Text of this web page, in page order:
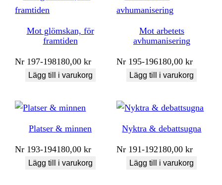
Mot glömskan, för
framtiden
Nr 197-198180,00kr
Lägg till i varukorg
Mot arbetets
avhumanisering
Nr 195-196180,00kr
Lägg till i varukorg
Platser & minnen
Nr 193-194180,00kr
Lägg till i varukorg
Nyktra & debattsugna
Nr 191-192180,00kr
Lägg till i varukorg